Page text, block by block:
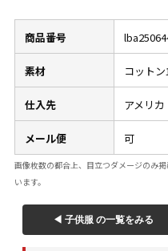
商品番号
素材 コット
仕入先 アメリカ
メール便 可
画像枚数の都合上、目立つダメージのみ
います。
◀ 子供服 の一覧をみる